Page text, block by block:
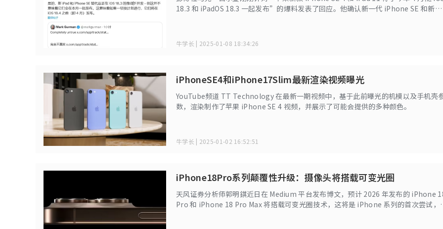
18.3 和 iPadOS 18.3 一起发布”的爆料发表了回应。他确认新一代 iPhone SE 和新
牛学长 | 2025-01-08 18:34:26
iPhoneSE4和iPhone17Slim最新渲染视频曝光
YouTube频道 TT Technology 在最新一期视频中，基于此前曝光的机模以及手机壳
数，渲染制作了苹果 iPhone SE 4 视频，并展示了可能会提供的多种颜色。
牛学长 | 2025-01-02 16:52:51
iPhone18Pro系列颠覆性升级：摄像头将搭载可变光圈
天风证券分析师郭明錤近日在 Medium 平台发布博文，预计 2026 年发布的 iPhone
Pro 和 iPhone 18 Pro Max 将搭载可变光圈技术，这将是 iPhone 系列的首次尝试，